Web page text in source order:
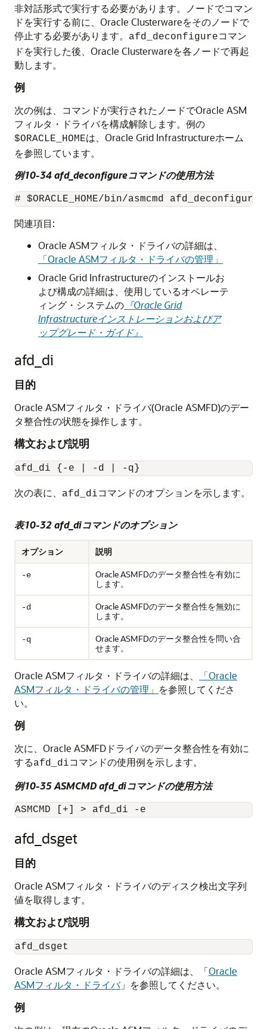
非対話形式で実行する必要があります。ノードでコマン
ドを実行する前に、Oracle Clusterwareをそのノードで
停止する必要があります。
afd_deconfigureコマン
ドを実行した後、Oracle Clusterwareを各ノードで再起
動します。
例
次の例は、コマンドが実行されたノードでOracle ASM
フィルタ・ドライバを構成解除します。例の
$ORACLE_HOMEは、Oracle Grid Infrastructureホーム
を参照しています。
例10-34 afd_deconfigureコマンドの使用方法
# $ORACLE_HOME/bin/asmcmd afd_deconfigure
関連項目:
Oracle ASMフィルタ・ドライバの詳細は、
「Oracle ASMフィルタ・ドライバの管理」
Oracle Grid Infrastructureのインストールお
よび構成の詳細は、使用しているオペレーテ
ィング・システムの 『Oracle Grid
Infrastructureインストレーションおよびア
ップグレード・ガイド』
afd_di
目的
Oracle ASMフィルタ・ドライバ(Oracle ASMFD)のデー
タ整合性の状態を操作します。
構文および説明
afd_di {-e | -d | -q}
次の表に、 afd_diコマンドのオプションを示します。
表10-32 afd_diコマンドのオプション
オプション 説明
-e
Oracle ASMFDのデータ整合性を有効に
します。
-d
Oracle ASMFDのデータ整合性を無効に
します。
-q
Oracle ASMFDのデータ整合性を問い合
せます。
Oracle ASMフィルタ・ドライバの詳細は、
「Oracle
ASMフィルタ・ドライバの管理」 を参照してくださ
い。
例
次に、Oracle ASMFDドライバのデータ整合性を有効に
するafd_diコマンドの使用例を示します。
例10-35 ASMCMD afd_diコマンドの使用方法
ASMCMD [+] > afd_di -e
afd_dsget
目的
Oracle ASMフィルタ・ドライバのディスク検出文字列
値を取得します。
構文および説明
afd_dsget
Oracle ASMフィルタ・ドライバの詳細は、 「Oracle
ASMフィルタ・ドライバ」 を参照してください。
例